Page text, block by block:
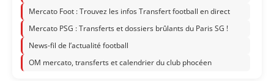
Mercato Foot : Trouvez les infos Transfert football en direct
Mercato PSG : Transferts et dossiers brûlants du Paris SG !
News-fil de l’actualité football
OM mercato, transferts et calendrier du club phocéen